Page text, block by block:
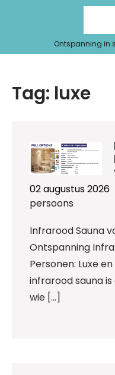
Ontspanning in
Tag: luxe
02 augustus 2026
persoons
Infrarood Sauna
Ontspanning
Personen: Luxe
infrarood sauna
wie […]